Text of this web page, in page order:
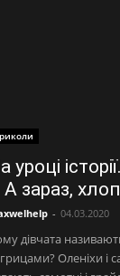
уроці
А зараз,
- 04.03.2020
дівчата
Оленіхи і